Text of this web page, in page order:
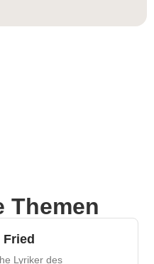
Themen
Lyriker des